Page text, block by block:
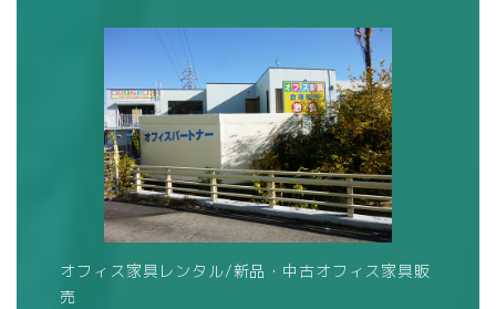
オフィス家具レンタル/新品・中古オフィス家具販
売